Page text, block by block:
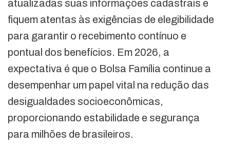
atualizadas suas informações cadastrais e
fiquem atentas às exigências de elegibilidade
para garantir o recebimento contínuo e
pontual dos benefícios. Em 2026, a
expectativa é que o Bolsa Família continue a
desempenhar um papel vital na redução das
desigualdades socioeconômicas,
proporcionando estabilidade e segurança
para milhões de brasileiros.